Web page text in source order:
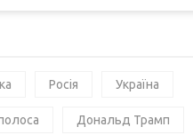
Росія Україна
Дональд Трамп